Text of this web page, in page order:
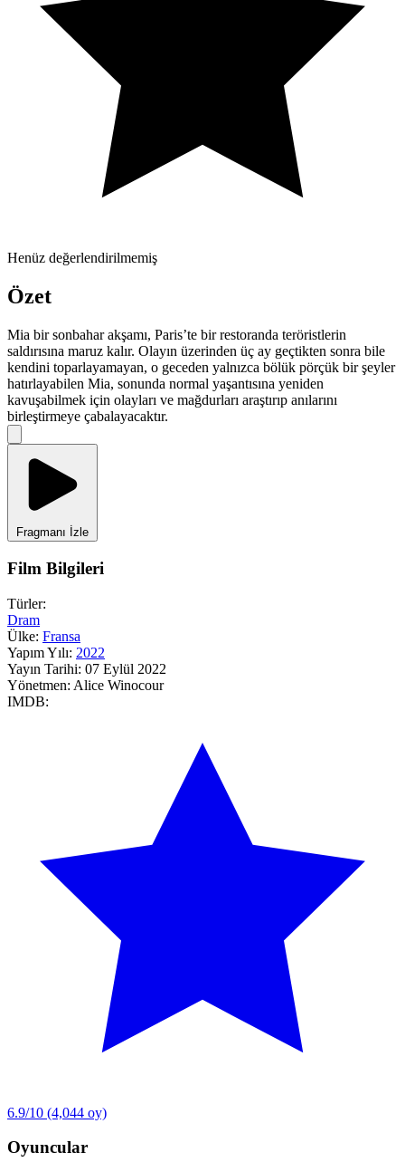
Henüz değerlendirilmemiş
Özet
Mia bir sonbahar akşamı, Paris’te bir restoranda teröristlerin
saldırısına maruz kalır. Olayın üzerinden üç ay geçtikten sonra bile
kendini toparlayamayan, o geceden yalnızca bölük pörçük bir şeyler
hatırlayabilen Mia, sonunda normal yaşantısına yeniden
kavuşabilmek için olayları ve mağdurları araştırıp anılarını
birleştirmeye çabalayacaktır.
Fragmanı İzle
Film Bilgileri
Türler:
Dram
Ülke: Fransa
Yapım Yılı: 2022
Yayın Tarihi: 07 Eylül 2022
Yönetmen: Alice Winocour
IMDB:
6.9/10 (4,044 oy)
Oyuncular